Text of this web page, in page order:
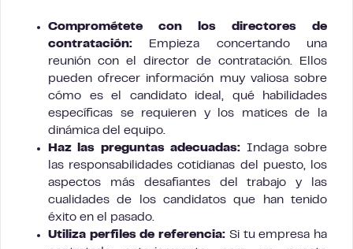
Comprométete con los directores de
contratación: Empieza concertando una
reunión con el director de contratación. Ellos
pueden ofrecer información muy valiosa sobre
cómo es el candidato ideal, qué habilidades
específicas se requieren y los matices de la
dinámica del equipo.
Haz las preguntas adecuadas: Indaga sobre
las responsabilidades cotidianas del puesto, los
aspectos más desafiantes del trabajo y las
cualidades de los candidatos que han tenido
éxito en el pasado.
Utiliza perfiles de referencia: Si tu empresa ha